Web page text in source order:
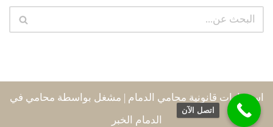
استشارات قانونية محامي الدمام | مشغل بواسطة محامي في
الدمام الخبر
اتصل الآن